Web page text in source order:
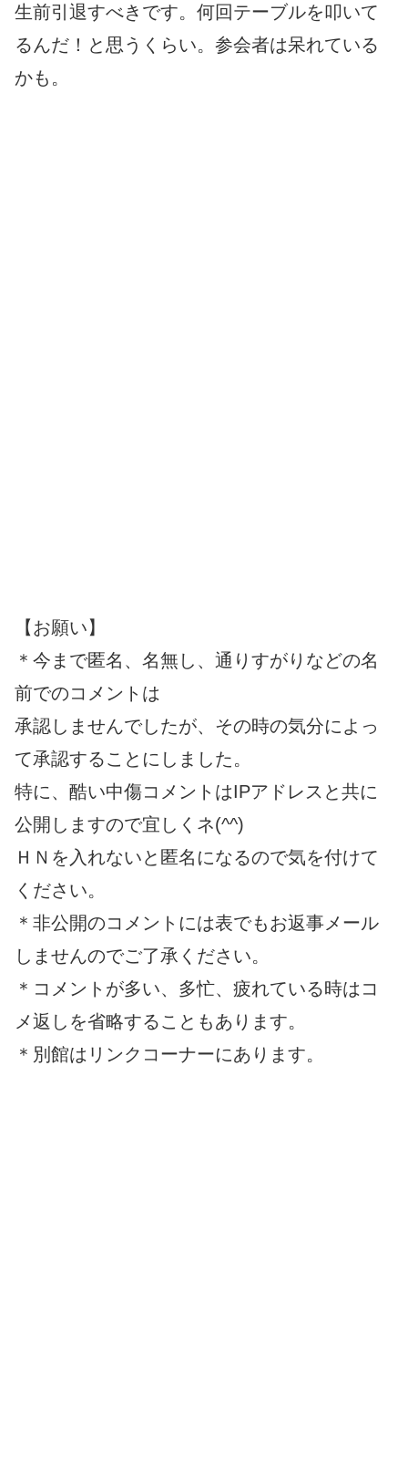
生前引退すべきです。何回テーブルを叩いて
るんだ！と思うくらい。参会者は呆れている
かも。
【お願い】
＊今まで匿名、名無し、通りすがりなどの名
前でのコメントは
承認しませんでしたが、その時の気分によっ
て承認することにしました。
特に、酷い中傷コメントはIPアドレスと共に
公開しますので宜しくネ(^^)
ＨＮを入れないと匿名になるので気を付けて
ください。
＊非公開のコメントには表でもお返事メール
しませんのでご了承ください。
＊コメントが多い、多忙、疲れている時はコ
メ返しを省略することもあります。
＊別館はリンクコーナーにあります。